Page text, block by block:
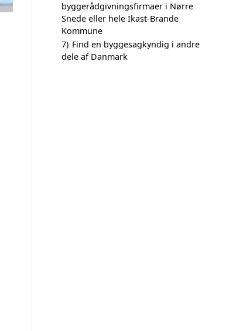
byggerådgivningsfirmaer i Nørre
Snede eller hele Ikast-Brande
Kommune
7) Find en byggesagkyndig i andre
dele af Danmark